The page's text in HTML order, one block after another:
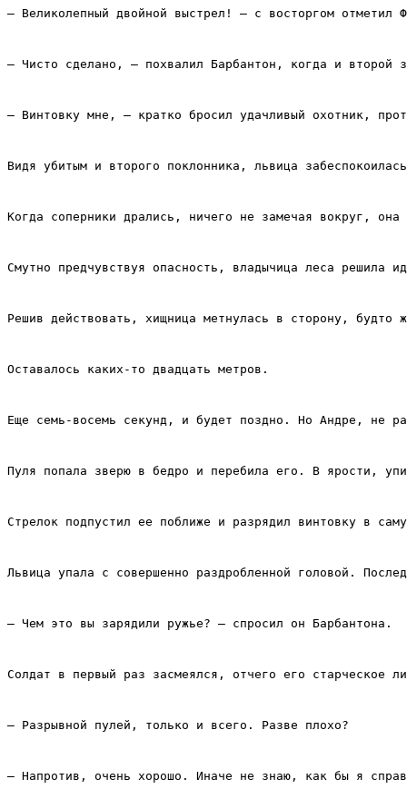
– Великолепный двойной выстрел! – с восторгом отметил
– Чисто сделано, – похвалил Барбантон, когда и второй
– Винтовку мне, – кратко бросил удачливый охотник,
Видя убитым и второго поклонника, львица
Когда соперники дрались, ничего не замечая вокруг,
Смутно предчувствуя опасность, владычица леса
Решив действовать, хищница метнулась в сторону, будто
Оставалось каких‑то двадцать метров.
Еще семь‑восемь секунд, и будет поздно. Но Андре, не
Пуля попала зверю в бедро и перебила его. В ярости,
Стрелок подпустил ее поближе и разрядил винтовку в
Львица упала с совершенно раздробленной головой.
– Чем это вы зарядили ружье? – спросил он Барбантона.
Солдат в первый раз засмеялся, отчего его старческое
– Разрывной пулей, только и всего. Разве плохо?
– Напротив, очень хорошо. Иначе не знаю, как бы я